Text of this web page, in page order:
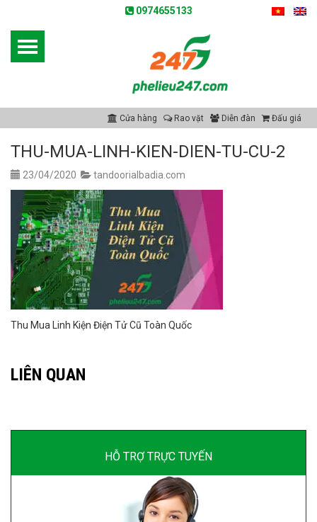
0974655133
Cửa hàng Rao vặt Diễn đàn Đấu giá
THU-MUA-LINH-KIEN-DIEN-TU-CU-2
23/04/2020 tandoorialbadia.com
Thu Mua Linh Kiện Điện Tử Cũ Toàn Quốc
LIÊN QUAN
HỖ TRỢ TRỰC TUYẾN